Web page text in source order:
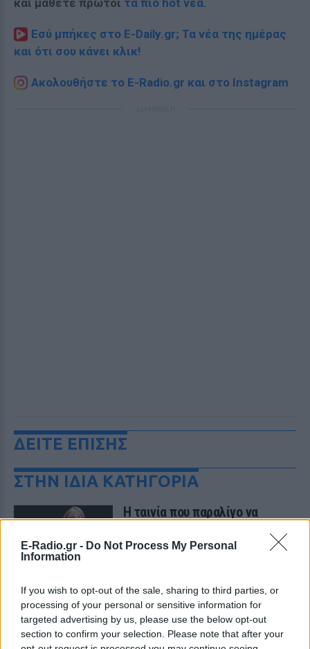
E-Radio.gr - Do Not Process My Personal
Information
If you wish to opt-out of the sale, sharing to third parties, or
processing of your personal or sensitive information for
targeted advertising by us, please use the below opt-out
section to confirm your selection. Please note that after your
και μάθετε πρώτοι τα πιο hot νέα.
Εσύ μπήκες στο E-Daily.gr; Τα νέα της ημέρας
και ότι σου κάνει κλικ!
Ακολουθήστε το E-Radio.gr και στο Instagram
ΔΕΙΤΕ ΕΠΙΣΗΣ
ΣΤΗΝ ΙΔΙΑ ΚΑΤΗΓΟΡΙΑ
Η ταινία που παραλίγο να
καταστρέψει την καριέρα της
Diane Keaton
5 one‑hit wonders που έγιναν
ξανά διάσημοι από… ατύχημα
ΧΤΕΣ